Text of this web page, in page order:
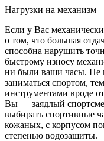
Нагрузки на механизм
Если у Вас
о том, что большая
способна нарушить
быстрому износу
ни были ваши часы. Не
заниматься спортом,
инструментами вроде
Вы — заядлый
выбирать спортивные
кожаных, с корпусом
степенью водозащиты.